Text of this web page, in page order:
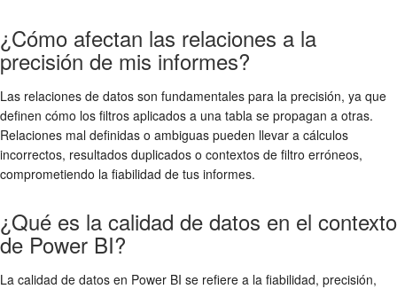
¿Cómo afectan las relaciones a la
precisión de mis informes?
Las relaciones de datos son fundamentales para la precisión, ya que
definen cómo los filtros aplicados a una tabla se propagan a otras.
Relaciones mal definidas o ambiguas pueden llevar a cálculos
incorrectos, resultados duplicados o contextos de filtro erróneos,
comprometiendo la fiabilidad de tus informes.
¿Qué es la calidad de datos en el contexto
de Power BI?
La calidad de datos en Power BI se refiere a la fiabilidad, precisión,